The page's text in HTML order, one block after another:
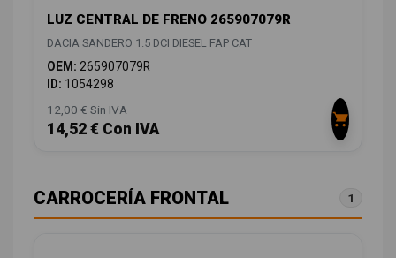
LUZ CENTRAL DE FRENO 265907079R
DACIA SANDERO 1.5 DCI DIESEL FAP CAT
OEM: 265907079R
ID: 1054298
12,00 € Sin IVA
14,52 € Con IVA
CARROCERÍA FRONTAL 1